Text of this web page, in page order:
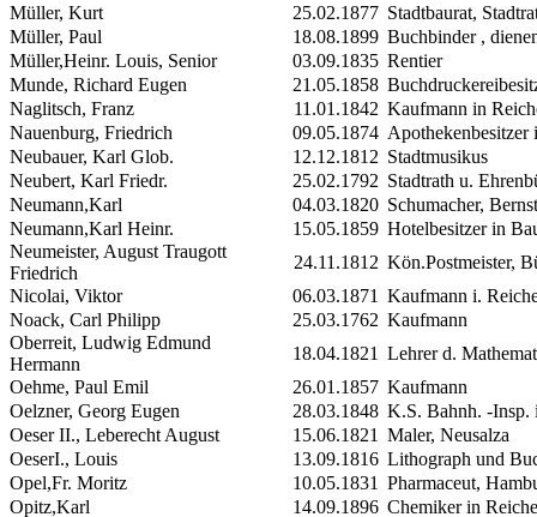
Müller, Kurt
25.02.1877 Stadtbaurat,
Müller, Paul
18.08.1899 Buchbinder ,
Müller,Heinr. Louis, Senior
03.09.1835 Rentier
Munde, Richard Eugen
21.05.1858
Naglitsch, Franz
11.01.1842 Kaufmann in
Nauenburg, Friedrich
09.05.1874 Apothekenbesitzer
Neubauer, Karl Glob.
12.12.1812 Stadtmusikus
Neubert, Karl Friedr.
25.02.1792 Stadtrath u.
Neumann,Karl
04.03.1820 Schumacher,
Neumann,Karl Heinr.
15.05.1859 Hotelbesitzer in
Neumeister, August Traugott
Friedrich
24.11.1812 Kön.Postmeister,
Nicolai, Viktor
06.03.1871 Kaufmann i.
Noack, Carl Philipp
25.03.1762 Kaufmann
Oberreit, Ludwig Edmund
Hermann
18.04.1821 Lehrer d.
Oehme, Paul Emil
26.01.1857 Kaufmann
Oelzner, Georg Eugen
28.03.1848 K.S. Bahnh. -Insp.
OeserII., Leberecht August 15.06.1821 Maler, Neusalza
OeserI., Louis 13.09.1816 Lithograph und
Opel,Fr. Moritz
10.05.1831 Pharmaceut,
Opitz,Karl
14.09.1896 Chemiker in